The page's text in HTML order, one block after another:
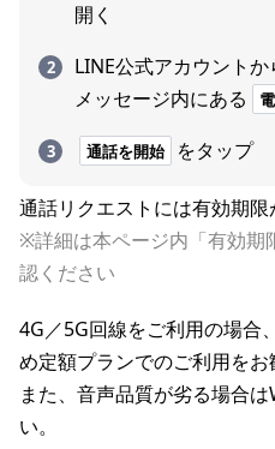
開く
LINE公式アカウント
メッセージ内にある
通話を開始 をタップ
通話リクエストには有効期限
※詳細は本ページ内「有効期
認ください
4G／5G回線をご利用の場合
め定額プランでのご利用をお
また、音声品質が劣る場合
い。